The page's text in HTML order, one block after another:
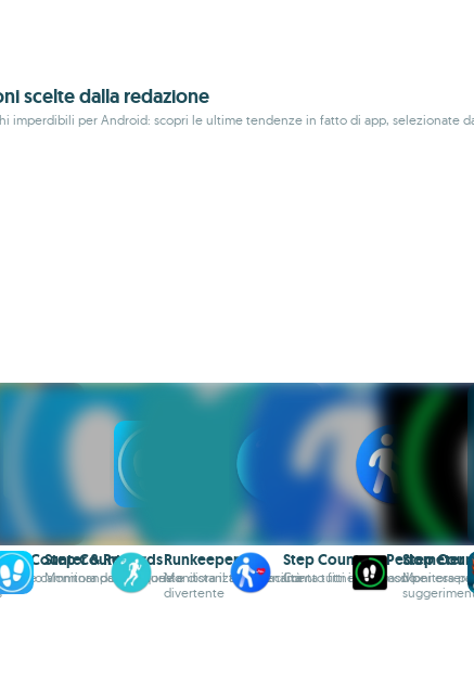
scelte dalla redazione
per Android: scopri le ultime tendenze in fatto di app, selezionate
tuo
Counter & Rewards
camminando con questa
Step Counter
Monitora passi, calorie e distanza con facilità
Runkeeper
Monitora il tuo allenamento fitness in modo
divertente
Step Counter - Pedometer
Conta tutti i tuoi passi per
Step
Monitora